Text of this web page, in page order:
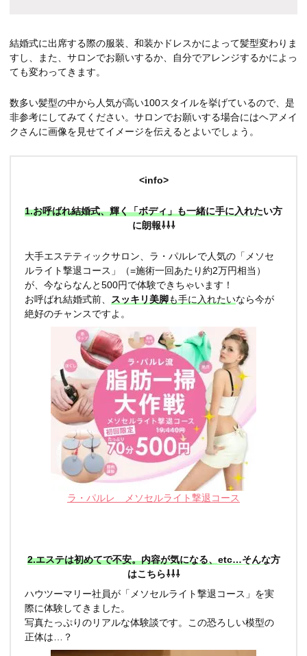
結婚式に出席する際の服装、和装かドレスかによって髪型変わりま
すし、また、サロンでお願いするか、自分でアレンジするかによっ
ても変わってきます。
数多い髪型の中から人気が高い100スタイルを挙げているので、是
非参考にしてみてください。サロンでお願いする場合にはヘアメイ
クさんに画像を見せてイメージを伝えるとよいでしょう。
<info>
1.お呼ばれ結婚式、輝く「ボディ」も一緒に手に入れたい方
に朗報⇩⇩⇩
大手エステティックサロン、ラ・パルレで人気の「メソセ
ルライト撃退コース」（=施術一回あたり約2万円相当）
が、今ならなんと500円で体験できちゃいます！
お呼ばれ結婚式前、
スッキリ美脚も手に入れたいなら今が
絶好のチャンスですよ。
ラ・パルレ メソセルライト撃退コース
2.エステは初めてで不安。内容が気になる、etc…そんな方
はこちら⇩⇩⇩
ハウツーマリー社員が「メソセルライト撃退コース」を実
際に体験してきました。
写真たっぷりのリアルな体験談です。この恐ろしい模型の
正体は…？